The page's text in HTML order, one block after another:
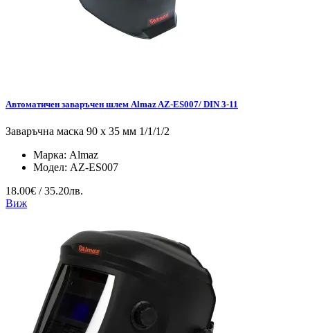
Автоматичен заваръчен шлем Almaz AZ-ES007/ DIN 3-11
Заваръчна маска 90 x 35 мм 1/1/1/2
Марка: Almaz
Модел: AZ-ES007
18.00€ / 35.20лв.
Виж